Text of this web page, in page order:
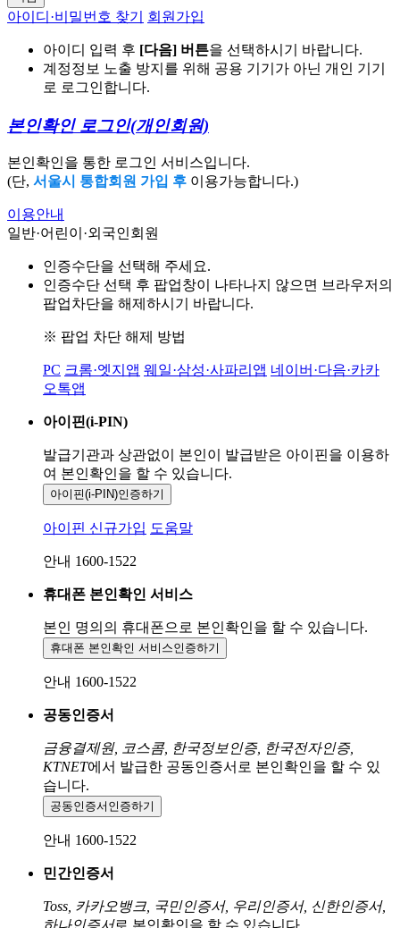
아이디·비밀번호 찾기 회원가입
아이디 입력 후 [다음] 버튼을 선택하시기 바랍니다.
계정정보 노출 방지를 위해 공용 기기가 아닌 개인 기기
로 로그인합니다.
본인확인 로그인(개인회원)
본인확인을 통한 로그인 서비스입니다.
(단, 서울시 통합회원 가입 후 이용가능합니다.)
이용안내
일반·어린이·외국인회원
인증수단을 선택해 주세요.
인증수단 선택 후 팝업창이 나타나지 않으면 브라우저의
팝업차단을 해제하시기 바랍니다.
※ 팝업 차단 해제 방법
PC 크롬·엣지앱 웨일·삼성·사파리앱 네이버·다음·카카
오톡앱
아이핀(i-PIN)
발급기관과 상관없이 본인이 발급받은 아이핀을 이용하
여 본인확인을 할 수 있습니다.
아이핀(i-PIN)인증하기
아이핀 신규가입 도움말
안내 1600-1522
휴대폰 본인확인 서비스
본인 명의의 휴대폰으로 본인확인을 할 수 있습니다.
휴대폰 본인확인 서비스인증하기
안내 1600-1522
공동인증서
금융결제원, 코스콤, 한국정보인증, 한국전자인증,
KTNET에서 발급한 공동인증서로 본인확인을 할 수 있
습니다.
공동인증서 인증하기
안내 1600-1522
민간인증서
Toss, 카카오뱅크, 국민인증서, 우리인증서, 신한인증서,